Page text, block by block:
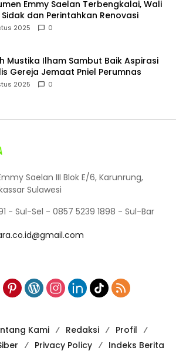
Emmy Saelan Terbengkalai, Wali
dan Perintahkan Renovasi
2025 0
Mustika Ilham Sambut Baik Aspirasi
Gereja Jemaat Pniel Perumnas
2025 0
Saelan III Blok E/6, Karunrung,
Sulawesi
- Sul-Sel - 0857 5239 1898 - Sul-Bar
Kami Redaksi
Profil
Privacy Policy Indeks Berita